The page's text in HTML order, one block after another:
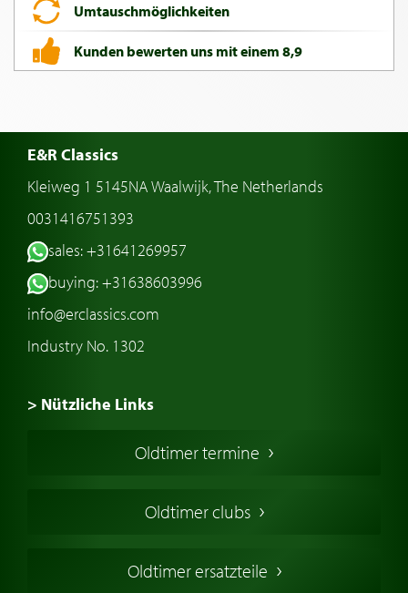
Umtauschmöglichkeiten
Kunden bewerten uns mit einem 8,9
E&R Classics
Kleiweg 1 5145NA Waalwijk, The Netherlands
0031416751393
sales: +31641269957
buying: +31638603996
info@erclassics.com
Industry No. 1302
> Nützliche Links
Oldtimers in Europa
Englische Oldtimer
Deutsche Oldtimer
Oldtimer termine
Oldtimer clubs
Oldtimer ersatzteile